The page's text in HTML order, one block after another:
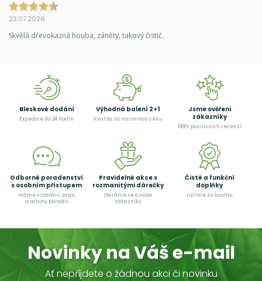
23.07.2026
Skvělá dřevokazná houba, záněty, takový čistič.
Bleskové dodání
Expedice do 24 hodin
Výhodná balení 2+1
Kvalita za rozumnou cenu
Jsme ověřeni
zákazníky
1000+ pozitivních recenzí
Odborné poradenství
s osobním přístupem
máme vzdělání, praxi
a ochotu poradit
Pravidelné akce s
rozmanitými dárečky
Staráme se o naše
zákazníky
Čisté a funkční
doplňky
ručíme za kvalitu
Novinky na Váš e-mail
Ať nepřijdete o žádnou akci či novinku